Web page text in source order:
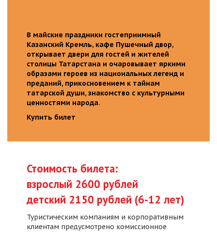
В майские праздники гостеприимный
Казанский Кремль, кафе Пушечный двор,
открывает двери для гостей и жителей
столицы Татарстана и очаровывает яркими
образами героев из национальных легенд и
преданий, прикосновением к тайнам
татарской души, знакомство с культурными
ценностями народа.
Купить билет
Стоимость билета:
взрослый 2600 рублей
детский 2150 рублей (6-12 лет)
Туристическим компаниям и корпоративным
клиентам предусмотрено комиссионное